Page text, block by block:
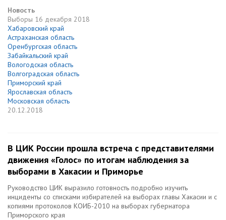
Новость
Выборы 16 декабря 2018
Хабаровский край
Астраханская область
Оренбургская область
Забайкальский край
Вологодская область
Волгоградская область
Приморский край
Ярославская область
Московская область
20.12.2018
В ЦИК России прошла встреча с представителями
движения «Голос» по итогам наблюдения за
выборами в Хакасии и Приморье
Руководство ЦИК выразило готовность подробно изучить
инциденты со списками избирателей на выборах главы Хакасии и с
копиями протоколов КОИБ-2010 на выборах губернатора
Приморского края